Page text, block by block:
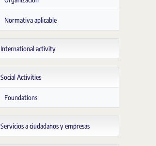
Normativa aplicable
International activity
Social Activities
Foundations
Servicios a ciudadanos y empresas